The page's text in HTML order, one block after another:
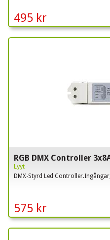
495 kr
RGB DMX Controller
575 kr
Lyyt
DMX-Styrd Led